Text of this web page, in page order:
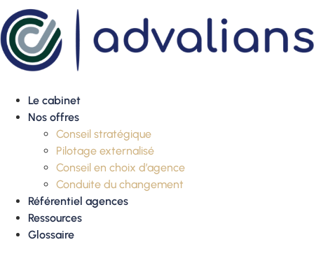
Le cabinet
Nos offres
Conseil stratégique
Pilotage externalisé
Conseil en choix d’agence
Conduite du changement
Référentiel agences
Ressources
Glossaire